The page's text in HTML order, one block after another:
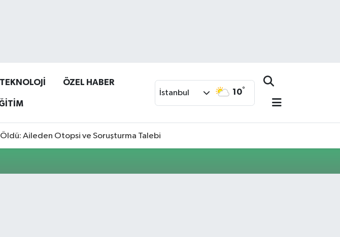
TEKNOLOJİ ÖZEL HABER
İstanbul 10°
Öldü: Aileden Otopsi ve Soruşturma Talebi